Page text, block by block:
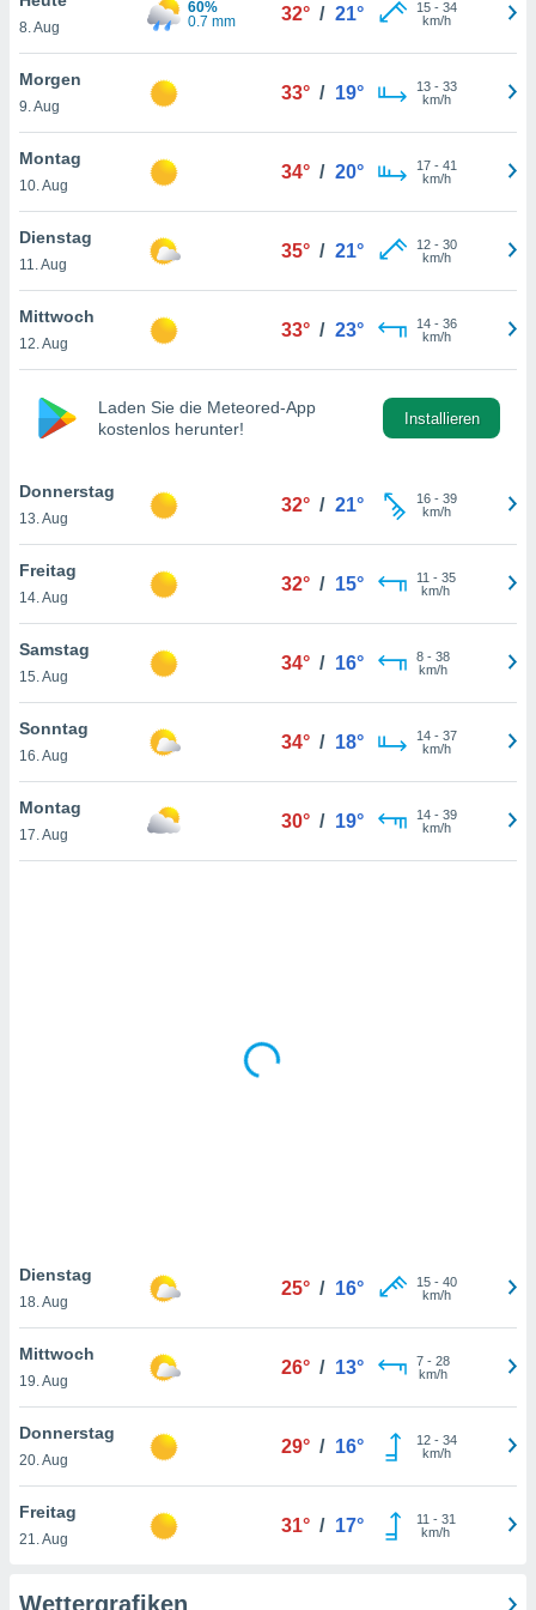
oder
Partner
es uns
das
der
Profil zu
Ihnen
finden
. Sie
jederzeit
Sie
der
weiterhin
nicht
von
und
auf
klicken.
8. Aug
60%
0.7 mm
32° / 21° 15- 34
km/h
Morgen
9. Aug
33° / 19° 13- 33
km/h
Montag
10. Aug
34° / 20° 17- 41
km/h
Dienstag
11. Aug
35° / 21° 12- 30
km/h
Mittwoch
12. Aug
33° / 23° 14- 36
km/h
Laden Sie die Meteored-App
kostenlos herunter!
Installieren
Donnerstag
13. Aug
32° / 21° 16- 39
km/h
Freitag
14. Aug
32° / 15° 11 - 35
km/h
Samstag
15. Aug
34° / 16° 8- 38
km/h
Sonntag
16. Aug
34° / 18° 14- 37
km/h
Montag
17. Aug
30° / 19° 14- 39
km/h
Dienstag
18. Aug
25° / 16° 15- 40
km/h
Mittwoch
19. Aug
26° / 13° 7- 28
km/h
Donnerstag
20. Aug
29° / 16° 12- 34
km/h
Freitag
21. Aug
31° / 17° 11 - 31
km/h
Wettergrafiken